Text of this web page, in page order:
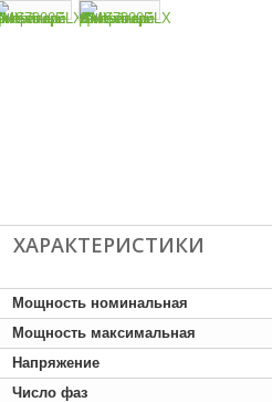
ХАРАКТЕРИСТИКИ
Мощность номинальная
Мощность максимальная
Напряжение
Число фаз